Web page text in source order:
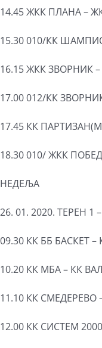
14.45 ЖКК ПЛАНА –
15.30 010/КК
16.15 ЖКК ЗВОРНИК
17.00 012/КК
17.45 КК
18.30 010/ ЖКК
НЕДЕЉА
26. 01. 2020. ТЕРЕН 1
09.30 КК ББ БАСКЕТ
10.20 КК МБА – КК
11.10 КК
12.00 КК СИСТЕМ